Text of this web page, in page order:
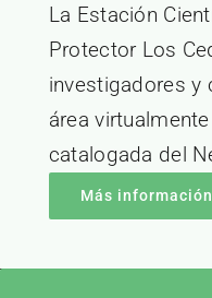
La Estación
Protector Los
investigadores y
área
catalogada del
Más información